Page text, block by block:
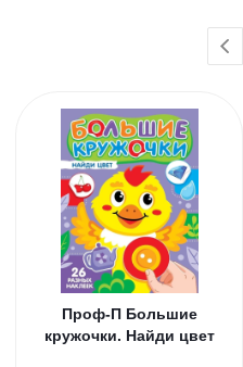
Проф-П Большие
кружочки. Найди цвет